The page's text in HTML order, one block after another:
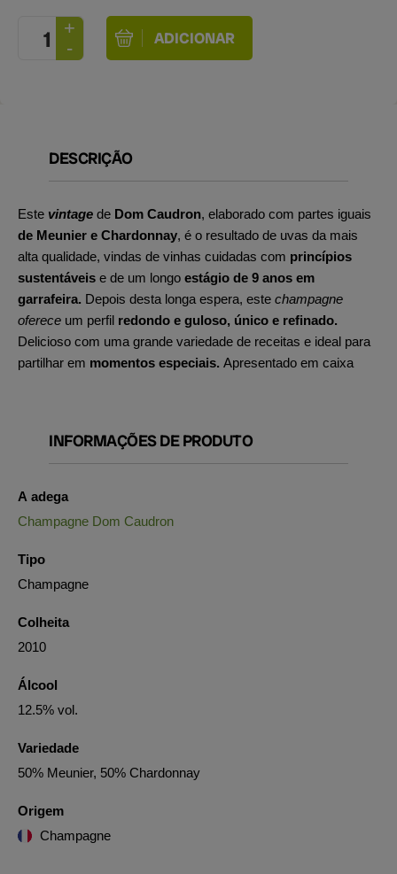
DESCRIÇÃO
Este vintage de Dom Caudron, elaborado com partes iguais
de Meunier e Chardonnay, é o resultado de uvas da mais
alta qualidade, vindas de vinhas cuidadas com princípios
sustentáveis e de um longo estágio de 9 anos em
garrafeira. Depois desta longa espera, este champagne
oferece um perfil redondo e guloso, único e refinado.
Delicioso com uma grande variedade de receitas e ideal para
partilhar em momentos especiais. Apresentado em caixa
INFORMAÇÕES DE PRODUTO
A adega
Champagne Dom Caudron
Tipo
Champagne
Colheita
2010
Álcool
12.5% vol.
Variedade
50% Meunier, 50% Chardonnay
Origem
Champagne